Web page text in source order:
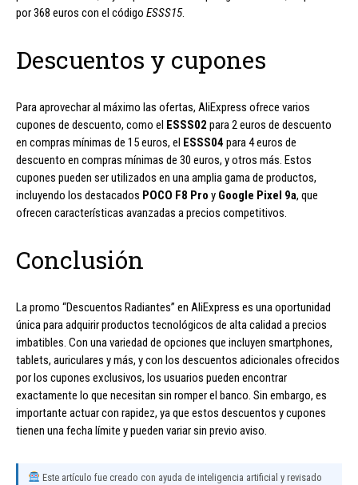
por 368 euros con el código ESSS15.
Descuentos y cupones
Para aprovechar al máximo las ofertas, AliExpress ofrece varios
cupones de descuento, como el ESSS02 para 2 euros de descuento
en compras mínimas de 15 euros, el ESSS04 para 4 euros de
descuento en compras mínimas de 30 euros, y otros más. Estos
cupones pueden ser utilizados en una amplia gama de productos,
incluyendo los destacados POCO F8 Pro y Google Pixel 9a, que
ofrecen características avanzadas a precios competitivos.
Conclusión
La promo “Descuentos Radiantes” en AliExpress es una oportunidad
única para adquirir productos tecnológicos de alta calidad a precios
imbatibles. Con una variedad de opciones que incluyen smartphones,
tablets, auriculares y más, y con los descuentos adicionales ofrecidos
por los cupones exclusivos, los usuarios pueden encontrar
exactamente lo que necesitan sin romper el banco. Sin embargo, es
importante actuar con rapidez, ya que estos descuentos y cupones
tienen una fecha límite y pueden variar sin previo aviso.
Este artículo fue creado con ayuda de inteligencia artificial y revisado